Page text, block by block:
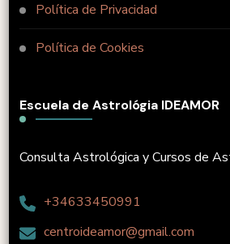
Política de Privacidad
Política de Cookies
Escuela de Astrológia IDEAMOR
Consulta Astrológica y Cursos de
+34633450991
centroideamor@gmail.com